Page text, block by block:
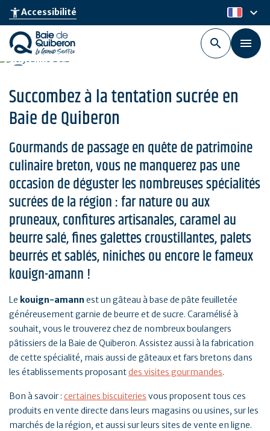
Aller
au
contenu
principal
accessibility_newAccessibilité fr
keyboard_arrow_down
Succombez à la tentation sucrée en
Baie de Quiberon
Gourmands de passage en quête de patrimoine
culinaire breton, vous ne manquerez pas une
occasion de déguster les nombreuses spécialités
sucrées de la région : far nature ou aux
pruneaux, confitures artisanales, caramel au
beurre salé, fines galettes croustillantes, palets
beurrés et sablés, niniches ou encore le fameux
kouign-amann !
Le kouign-amann est un gâteau à base de pâte feuilletée
généreusement garnie de beurre et de sucre. Caramélisé à
souhait, vous le trouverez chez de nombreux boulangers
pâtissiers de la Baie de Quiberon. Assistez aussi à la fabrication
de cette spécialité, mais aussi de gâteaux et fars bretons dans
les établissements proposantdes visites gourmandes.
Bon à savoir : certaines biscuiteries vous proposent tous ces
produits en vente directe dans leurs magasins ou usines, sur les
marchés de la région, et aussi sur leurs sites de vente en ligne.